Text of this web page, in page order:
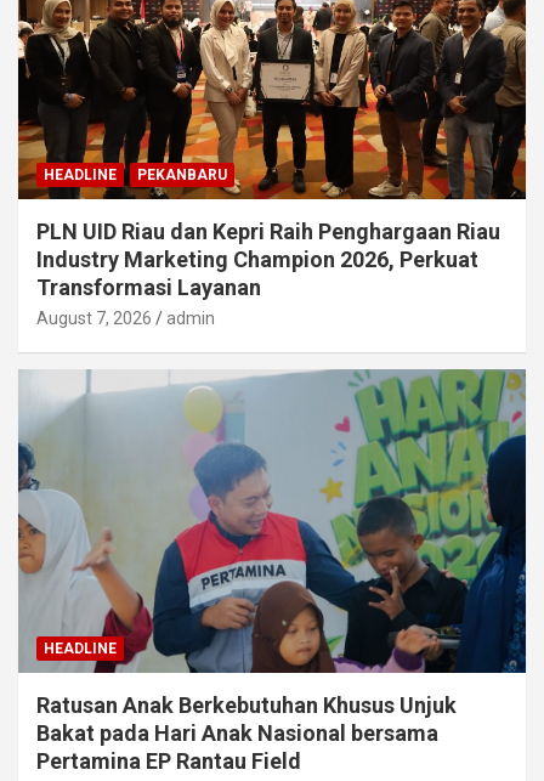
HEADLINE PEKANBARU
PLN UID Riau dan Kepri Raih Penghargaan Riau
Industry Marketing Champion 2026, Perkuat
Transformasi Layanan
August 7, 2026 admin
HEADLINE
Ratusan Anak Berkebutuhan Khusus Unjuk
Bakat pada Hari Anak Nasional bersama
Pertamina EP Rantau Field